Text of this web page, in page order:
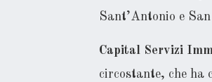
Sant’Antonio e
Capital Servizi
circostante, che ha